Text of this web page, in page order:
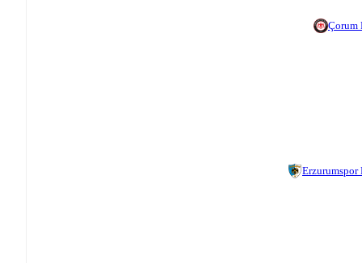
Çorum
Erzurumspor